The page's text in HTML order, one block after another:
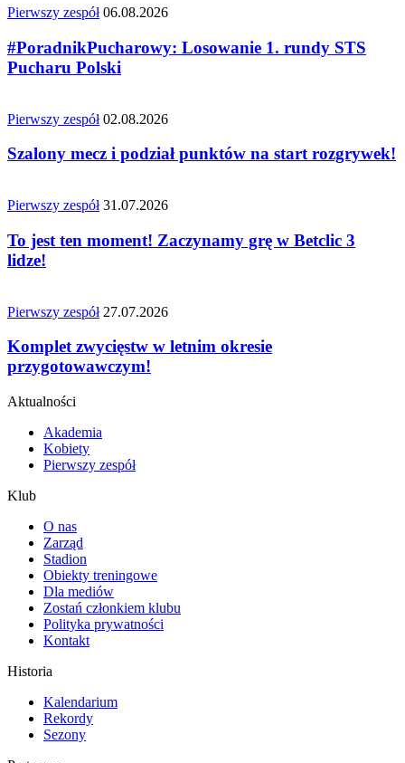
Pierwszy zespół 06.08.2026
#PoradnikPucharowy: Losowanie 1. rundy STS
Pucharu Polski
Pierwszy zespół 02.08.2026
Szalony mecz i podział punktów na start rozgrywek!
Pierwszy zespół 31.07.2026
To jest ten moment! Zaczynamy grę w Betclic 3
lidze!
Pierwszy zespół 27.07.2026
Komplet zwycięstw w letnim okresie
przygotowawczym!
Aktualności
Akademia
Kobiety
Pierwszy zespół
Klub
O nas
Zarząd
Stadion
Obiekty treningowe
Dla mediów
Zostań członkiem klubu
Polityka prywatności
Kontakt
Historia
Kalendarium
Rekordy
Sezony